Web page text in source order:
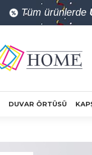
Tüm ürünlerde
DUVAR ÖRTÜSÜ